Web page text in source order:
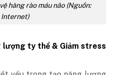
hàng rào máu não (Nguồn:
Internet)
lượng ty thể & Giảm stress